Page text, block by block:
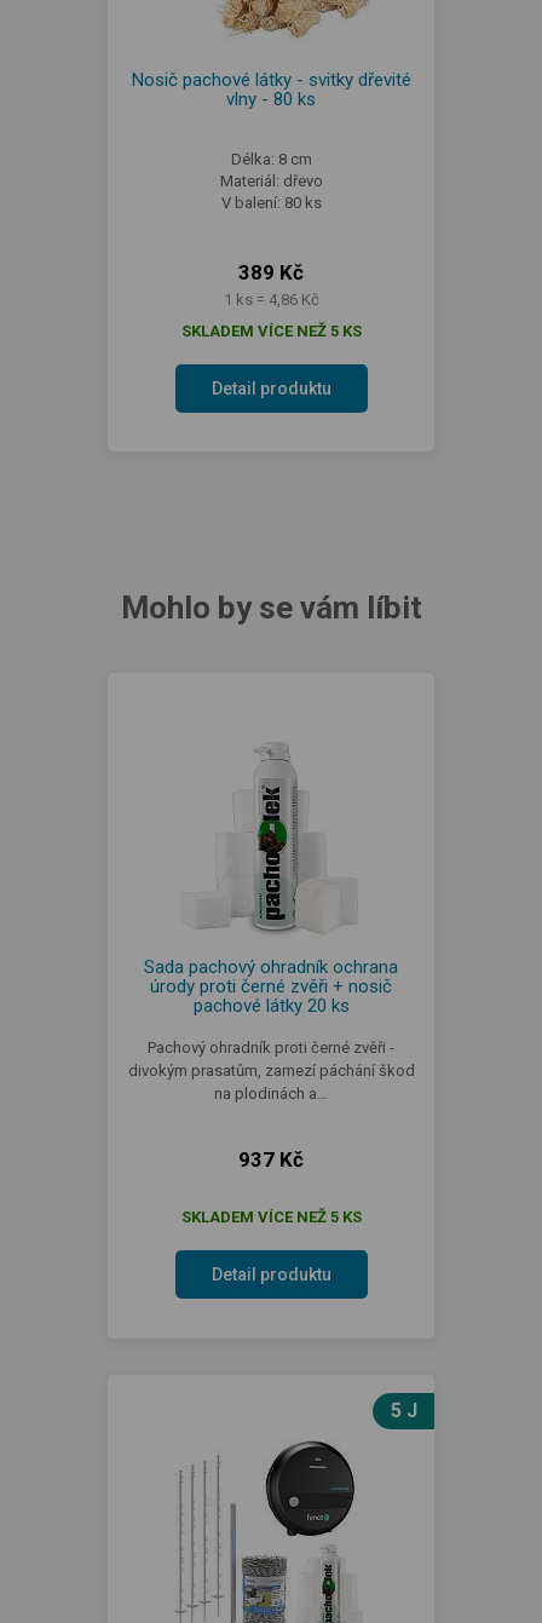
Nosič pachové látky - svitky dřevité
vlny - 80 ks
Délka: 8 cm
Materiál: dřevo
V balení: 80 ks
389 Kč
1 ks = 4,86 Kč
SKLADEM VÍCE NEŽ 5 KS
Detail produktu
Mohlo by se vám líbit
Sada pachový ohradník ochrana
úrody proti černé zvěři + nosič
pachové látky 20 ks
Pachový ohradník proti černé zvěři -
divokým prasatům, zamezí páchání škod
na plodinách a…
937 Kč
SKLADEM VÍCE NEŽ 5 KS
Detail produktu
5 J